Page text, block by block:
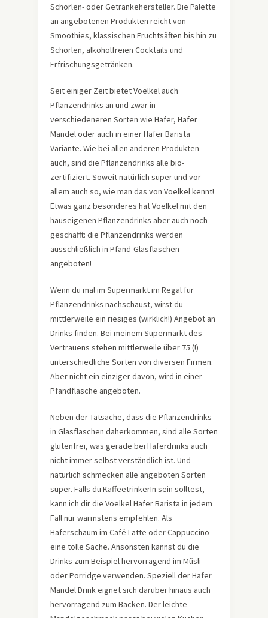
Schorlen- oder Getränkehersteller. Die Palette
an angebotenen Produkten reicht von
Smoothies, klassischen Fruchtsäften bis hin zu
Schorlen, alkoholfreien Cocktails und
Erfrischungsgetränken.
Seit einiger Zeit bietet Voelkel auch
Pflanzendrinks an und zwar in
verschiedeneren Sorten wie Hafer, Hafer
Mandel oder auch in einer Hafer Barista
Variante. Wie bei allen anderen Produkten
auch, sind die Pflanzendrinks alle bio-
zertifiziert. Soweit natürlich super und vor
allem auch so, wie man das von Voelkel kennt!
Etwas ganz besonderes hat Voelkel mit den
hauseigenen Pflanzendrinks aber auch noch
geschafft: die Pflanzendrinks werden
ausschließlich in Pfand-Glasflaschen
angeboten!
Wenn du mal im Supermarkt im Regal für
Pflanzendrinks nachschaust, wirst du
mittlerweile ein riesiges (wirklich!) Angebot an
Drinks finden. Bei meinem Supermarkt des
Vertrauens stehen mittlerweile über 75 (!)
unterschiedliche Sorten von diversen Firmen.
Aber nicht ein einziger davon, wird in einer
Pfandflasche angeboten.
Neben der Tatsache, dass die Pflanzendrinks
in Glasflaschen daherkommen, sind alle Sorten
glutenfrei, was gerade bei Haferdrinks auch
nicht immer selbst verständlich ist. Und
natürlich schmecken alle angeboten Sorten
super. Falls du KaffeetrinkerIn sein solltest,
kann ich dir die Voelkel Hafer Barista in jedem
Fall nur wärmstens empfehlen. Als
Haferschaum im Café Latte oder Cappuccino
eine tolle Sache. Ansonsten kannst du die
Drinks zum Beispiel hervorragend im Müsli
oder Porridge verwenden. Speziell der Hafer
Mandel Drink eignet sich darüber hinaus auch
hervorragend zum Backen. Der leichte